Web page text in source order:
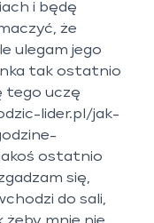
i będę
że
ulegam jego
tak ostatnio
tego uczę
lider.pl/jak-
ostatnio
się,
do sali,